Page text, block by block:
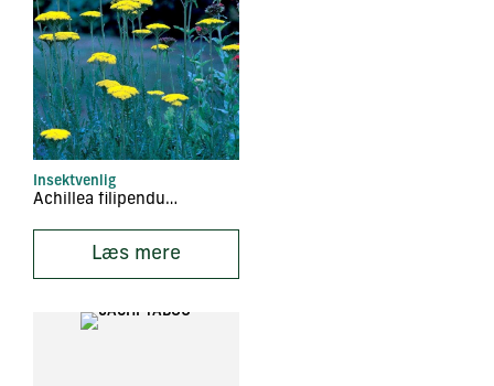
Insektvenlig
Achillea filipendulina
Læs mere